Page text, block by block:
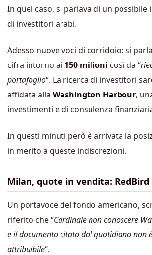
In quel caso, si parlava di un possibile
di investitori arabi.
Adesso nuove voci di corridoio: si
cifra intorno ai 150 milioni così da “
portafoglio“. La ricerca di investitori
affidata alla Washington Harbour,
investimenti e di consulenza
In questi minuti però è arrivata la
in merito a queste indiscrezioni.
Milan, quote in vendita: RedBird
Un portavoce del fondo americano,
riferito che “Cardinale non conoscere
e il documento citato dal quotidiano non
attribuibile“.